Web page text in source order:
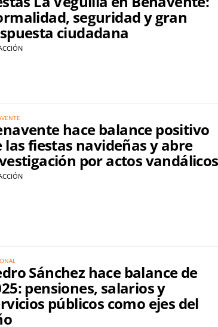
seguridad y gran
ciudadana
hace balance positivo
las fiestas navideñas y abre
por actos vandálicos
Sánchez hace balance de
pensiones, salarios y
públicos como ejes del